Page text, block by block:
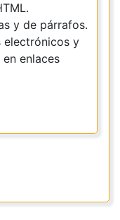
y de párrafos.
electrónicos y
enlaces